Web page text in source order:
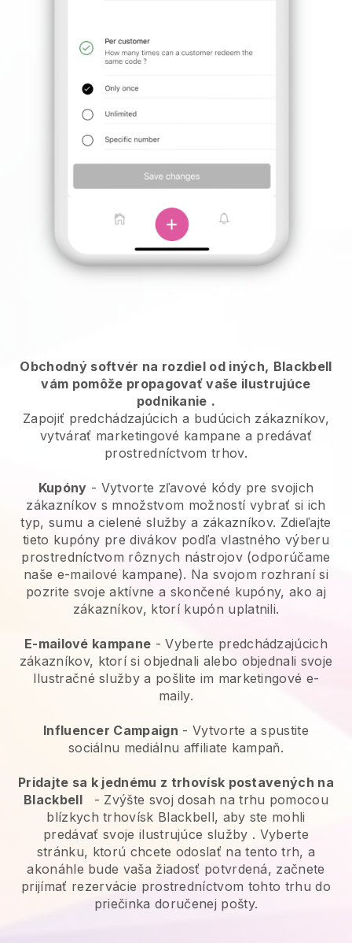
Obchodný softvér na rozdiel od iných, Blackbell
vám pomôže propagovať vaše ilustrujúce
podnikanie .
Zapojiť predchádzajúcich a budúcich zákazníkov,
vytvárať marketingové kampane a predávať
prostredníctvom trhov.
Kupóny - Vytvorte zľavové kódy pre svojich
zákazníkov s množstvom možností vybrať si ich
typ, sumu a cielené služby a zákazníkov. Zdieľajte
tieto kupóny pre divákov podľa vlastného výberu
prostredníctvom rôznych nástrojov (odporúčame
naše e-mailové kampane). Na svojom rozhraní si
pozrite svoje aktívne a skončené kupóny, ako aj
zákazníkov, ktorí kupón uplatnili.
E-mailové kampane -Vyberte predchádzajúcich
zákazníkov, ktorí si objednali alebo objednali svoje
Ilustračné služby a pošlite im marketingové e-
maily.
Influencer Campaign - Vytvorte a spustite
sociálnu mediálnu affiliate kampaň.
Pridajte sa k jednému z trhovísk postavených na
Blackbell
- Zvýšte svoj dosah na trhu pomocou
blízkych trhovísk Blackbell, aby ste mohli
predávať svoje ilustrujúce služby . Vyberte
stránku, ktorú chcete odoslať na tento trh, a
akonáhle bude vaša žiadosť potvrdená, začnete
prijímať rezervácie prostredníctvom tohto trhu do
priečinka doručenej pošty.